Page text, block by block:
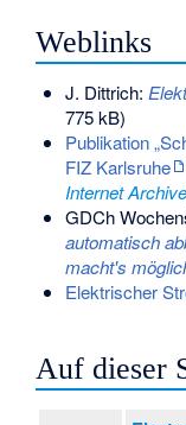
Weblinks
J. Dittrich:
775 kB)
Publikation
FIZ Karlsruhe
Internet Archive
GDCh
automatisch
macht's
Elektrischer
Auf dieser